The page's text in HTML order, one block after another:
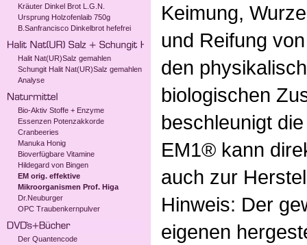
Kräuter Dinkel Brot L.G.N.
Ursprung Holzofenlaib 750g
B.Sanfrancisco Dinkelbrot hefefrei
Halit Nat(UR)Salz gemahlen
Schungit Halit Nat(UR)Salz gemahlen
Analyse
Bio-Aktiv Stoffe + Enzyme
Essenzen Potenzakkorde
Cranbeeries
Manuka Honig
Bioverfügbare Vitamine
Hildegard von Bingen
EM orig. effektive
Mikroorganismen Prof. Higa
Dr.Neuburger
OPC Traubenkernpulver
Der Quantencode
Keimung,
und Reifung
den
biologischen
beschleunigt
EM1® kann
auch zur
Hinweis: Der
eigenen